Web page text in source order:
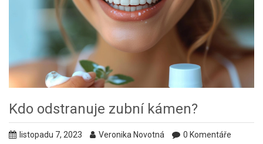
Kdo odstranuje zubní kámen?
listopadu 7, 2023 Veronika Novotná 0 Komentáře